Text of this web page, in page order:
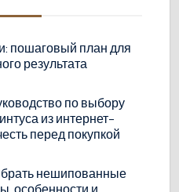
пошаговый план для
результата
по выбору
из интернет-
перед покупкой
нешипованные
особенности и